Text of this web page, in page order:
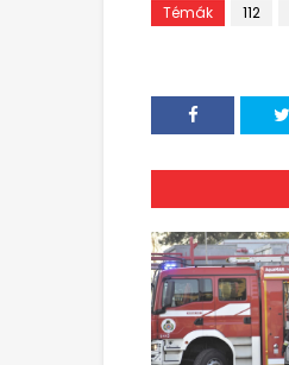
Témák 112